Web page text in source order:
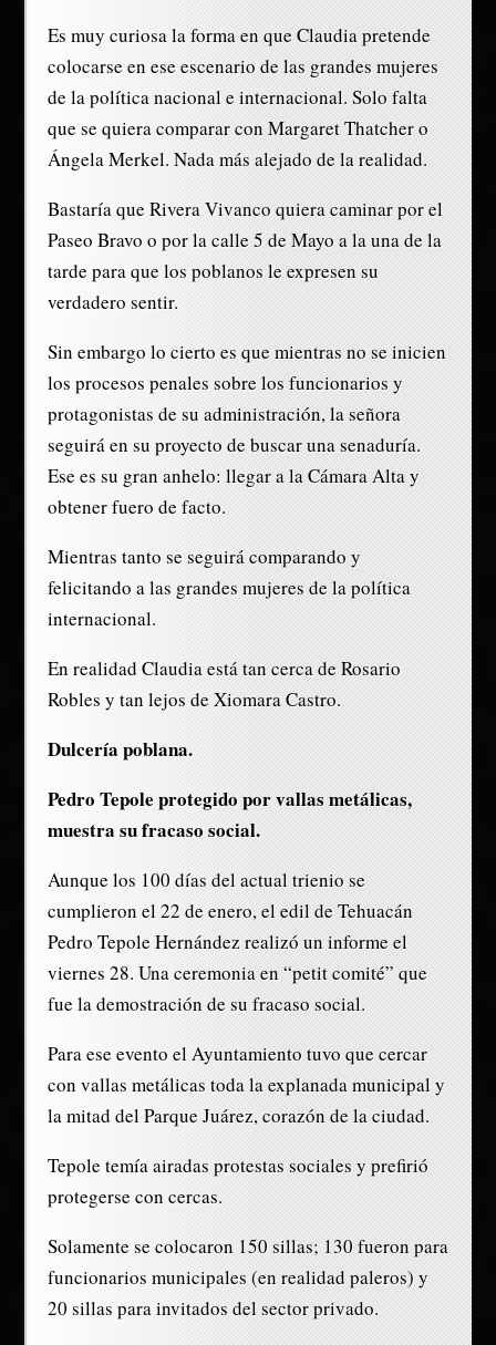
Es muy curiosa la forma en que Claudia pretende
colocarse en ese escenario de las grandes mujeres
de la política nacional e internacional. Solo falta
que se quiera comparar con Margaret Thatcher o
Ángela Merkel. Nada más alejado de la realidad.
Bastaría que Rivera Vivanco quiera caminar por el
Paseo Bravo o por la calle 5 de Mayo a la una de la
tarde para que los poblanos le expresen su
verdadero sentir.
Sin embargo lo cierto es que mientras no se inicien
los procesos penales sobre los funcionarios y
protagonistas de su administración, la señora
seguirá en su proyecto de buscar una senaduría.
Ese es su gran anhelo: llegar a la Cámara Alta y
obtener fuero de facto.
Mientras tanto se seguirá comparando y
felicitando a las grandes mujeres de la política
internacional.
En realidad Claudia está tan cerca de Rosario
Robles y tan lejos de Xiomara Castro.
Dulcería poblana.
Pedro Tepole protegido por vallas metálicas,
muestra su fracaso social.
Aunque los 100 días del actual trienio se
cumplieron el 22 de enero, el edil de Tehuacán
Pedro Tepole Hernández realizó un informe el
viernes 28. Una ceremonia en “petit comité” que
fue la demostración de su fracaso social.
Para ese evento el Ayuntamiento tuvo que cercar
con vallas metálicas toda la explanada municipal y
la mitad del Parque Juárez, corazón de la ciudad.
Tepole temía airadas protestas sociales y prefirió
protegerse con cercas.
Solamente se colocaron 150 sillas; 130 fueron para
funcionarios municipales (en realidad paleros) y
20 sillas para invitados del sector privado.